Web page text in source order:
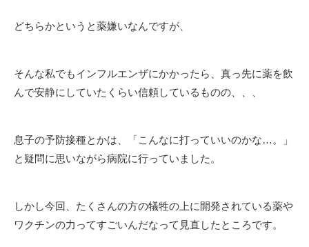
どちらかというと薬嫌いなんですが、
そんな私でもインフルエンザにかかったら、真っ先に薬を飲
んで安静にしていたくらい信頼しているものの、、、
息子の予防接種とかは、「こんなに打っていいのかな…。」
と疑問に思いながら病院に行っていました。
しかし今回、たくさんの方の犠牲の上に開発されている薬や
ワクチンの力ってすごいんだなって見直したところです。